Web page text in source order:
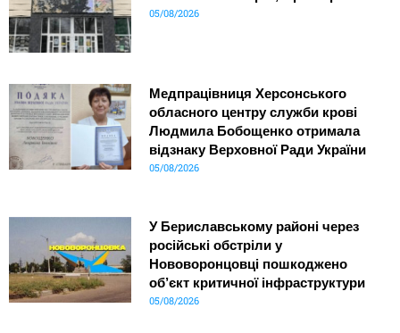
05/08/2026
Медпрацівниця Херсонського
обласного центру служби крові
Людмила Бобощенко отримала
відзнаку Верховної Ради України
05/08/2026
У Бериславському районі через
російські обстріли у
Нововоронцовці пошкоджено
об’єкт критичної інфраструктури
05/08/2026